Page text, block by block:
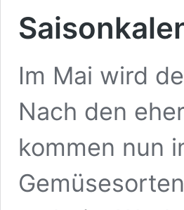
Im Mai wird
Nach den
kommen nun